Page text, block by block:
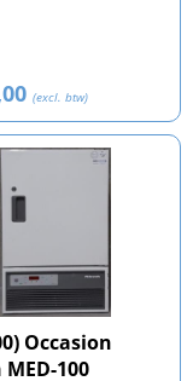
(excl. btw)
Occasion
100